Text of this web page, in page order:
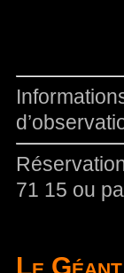
71 15 ou
Le